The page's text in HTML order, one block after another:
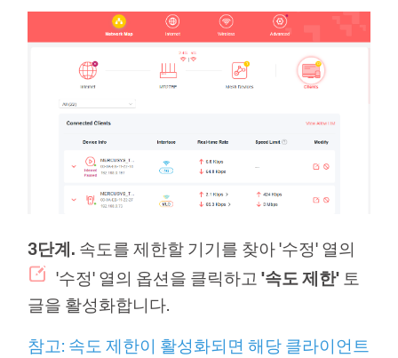
Republic
3단계. 속도를 제한할 기기를 찾아 '수정' 열의
'수정' 열의 옵션을 클릭하고'속도 제한' 토
글을 활성화합니다.
참고: 속도 제한이 활성화되면 해당 클라이언트